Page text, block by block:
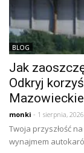
BLOG
Jak
Odkryj
monki - 1 sierpnia, 2026
Twoja przyszłość
wynajmem